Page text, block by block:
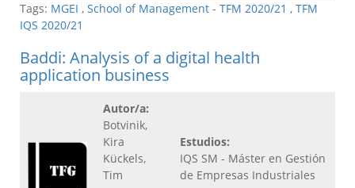
Tags: MGEI , School of Management - TFM 2020/21 , TFM
IQS 2020/21
Baddi: Analysis of a digital health
application business
Autor/a:
Botvinik,
Kira
Kückels,
Tim
Estudios:
IQS SM - Máster en Gestión
de Empresas Industriales